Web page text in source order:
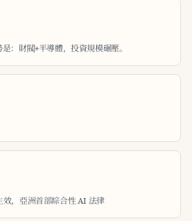
：財閥+半導體，投資規模碾壓。
效，亞洲首部綜合性 AI 法律